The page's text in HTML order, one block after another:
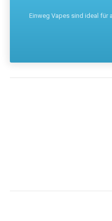
Einweg Vapes sind ideal für